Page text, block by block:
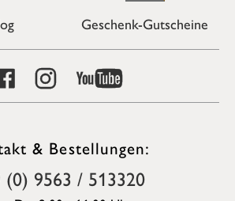
Geschenk-Gutscheine
& Bestellungen:
(0) 9563 / 513320